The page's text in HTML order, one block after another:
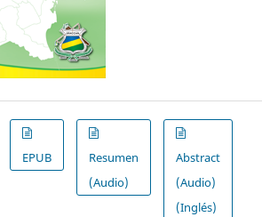
EPUB
Resumen
(Audio)
Abstract
(Audio)
(Inglés)